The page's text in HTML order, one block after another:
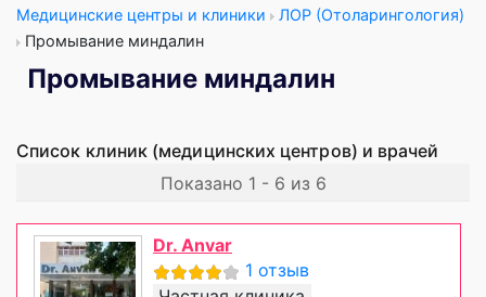
Медицинские центры и клиники
ЛОР (Отоларингология)
Промывание миндалин
Промывание миндалин
Список клиник (медицинских центров) и врачей
Показано 1 - 6 из 6
Dr. Anvar
1 отзыв